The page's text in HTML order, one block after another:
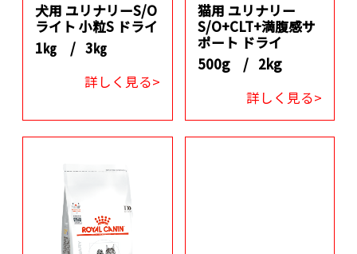
犬用 ユリナリーS/O
ライト 小粒S ドライ
1㎏ / 3㎏
詳しく見る>
猫用 ユリナリー
S/O+CLT+満腹感サ
ポート ドライ
500g / 2kg
詳しく見る>